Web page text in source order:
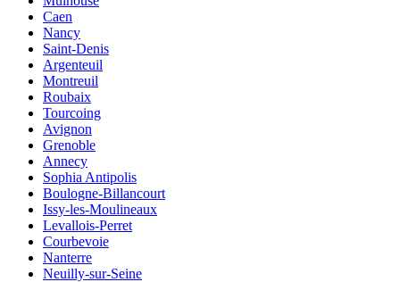
Caen
Nancy
Saint-Denis
Argenteuil
Montreuil
Roubaix
Tourcoing
Avignon
Grenoble
Annecy
Sophia Antipolis
Boulogne-Billancourt
Issy-les-Moulineaux
Levallois-Perret
Courbevoie
Nanterre
Neuilly-sur-Seine